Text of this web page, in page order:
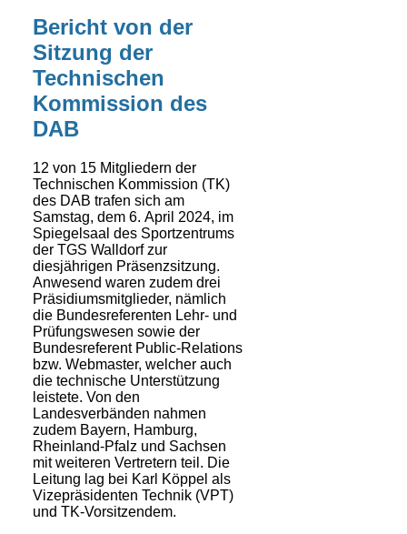
Bericht von der
Sitzung der
Technischen
Kommission des
DAB
12 von 15 Mitgliedern der
Technischen Kommission (TK)
des DAB trafen sich am
Samstag, dem 6. April 2024, im
Spiegelsaal des Sportzentrums
der TGS Walldorf zur
diesjährigen Präsenz­sitzung.
Anwesend waren zudem drei
Präsidiumsmitglieder, nämlich
die Bundes­referenten Lehr- und
Prüfungswesen sowie der
Bundesreferent Public-Relations
bzw. Webmaster, welcher auch
die technische Unterstützung
leistete. Von den
Landesverbänden nahmen
zudem Bayern, Hamburg,
Rheinland-Pfalz und Sachsen
mit weiteren Vertretern teil. Die
Leitung lag bei Karl Köppel als
Vizepräsidenten Technik (VPT)
und TK-Vorsitzendem.